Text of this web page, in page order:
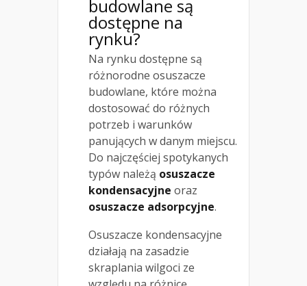
budowlane są
dostępne na
rynku?
Na rynku dostępne są
różnorodne osuszacze
budowlane, które można
dostosować do różnych
potrzeb i warunków
panujących w danym miejscu.
Do najczęściej spotykanych
typów należą osuszacze
kondensacyjne oraz
osuszacze adsorpcyjne.
Osuszacze kondensacyjne
działają na zasadzie
skraplania wilgoci ze